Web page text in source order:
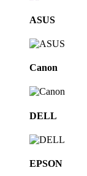
ASUS
Canon
DELL
EPSON